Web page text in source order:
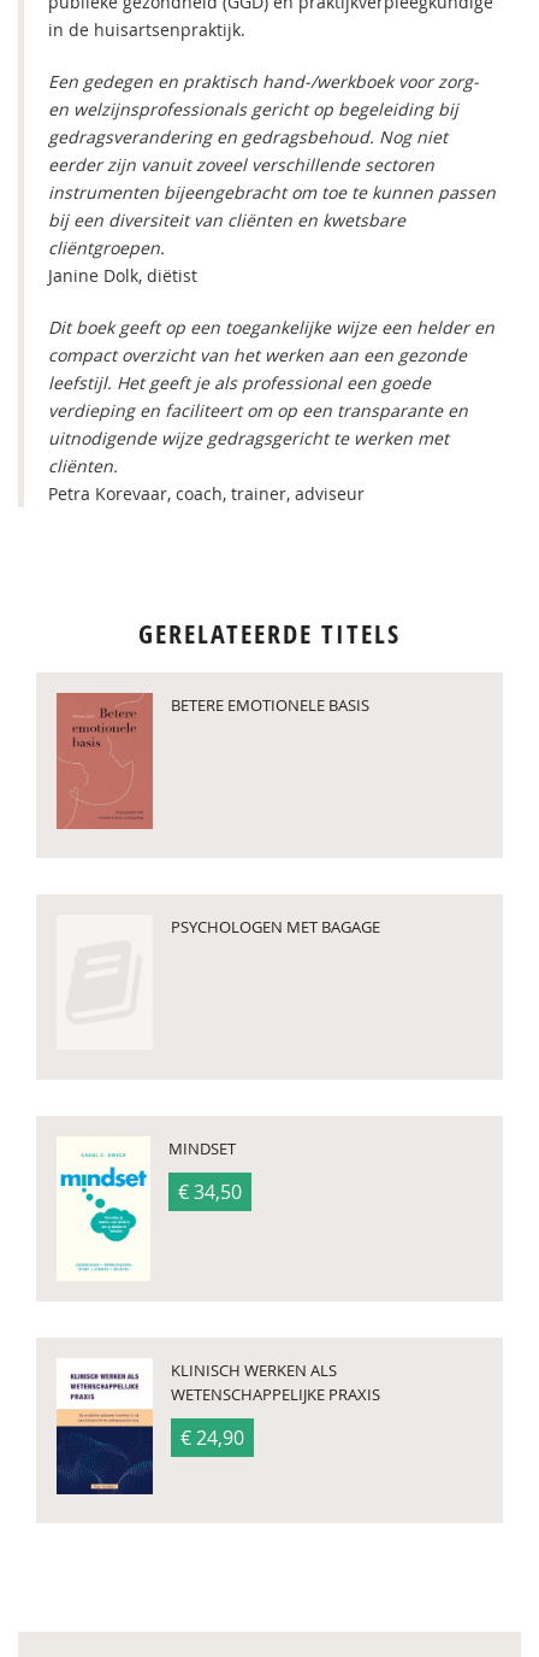
in de huisartsenpraktijk.
Een gedegen en praktisch hand-/werkboek voor zorg-
en welzijnsprofessionals gericht op begeleiding bij
gedragsverandering en gedragsbehoud. Nog niet
eerder zijn vanuit zoveel verschillende sectoren
instrumenten bijeengebracht om toe te kunnen passen
bij een diversiteit van cliënten en kwetsbare
cliëntgroepen.
Janine Dolk, diëtist
Dit boek geeft op een toegankelijke wijze een helder en
compact overzicht van het werken aan een gezonde
leefstijl. Het geeft je als professional een goede
verdieping en faciliteert om op een transparante en
uitnodigende wijze gedragsgericht te werken met
cliënten.
Petra Korevaar, coach, trainer, adviseur
GERELATEERDE TITELS
BETERE EMOTIONELE BASIS
PSYCHOLOGEN MET BAGAGE
MINDSET
€ 34,50
KLINISCH WERKEN ALS
WETENSCHAPPELIJKE PRAXIS
€ 24,90